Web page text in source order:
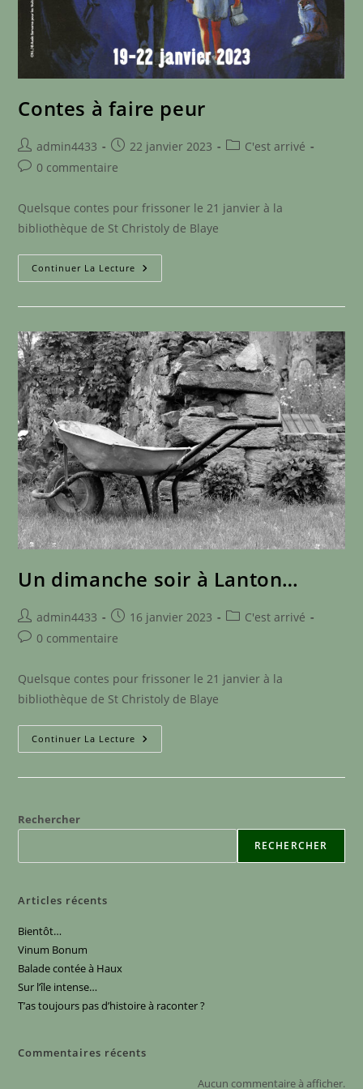
Contes à faire peur
Auteur/autrice
de
admin4433
Publication
publiée :
22 janvier 2023
PostC'est arrivé
Commentaires
la
publication :
0 commentaire
Quelsque contes pour frissoner le 21 janvier à la
bibliothèque de St Christoly de Blaye
Continuer La Lecture Contes
À
Un dimanche soir à Lanton…
Auteur/autrice
de
admin4433
Publication
publiée :
16 janvier 2023
PostC'est arrivé
Commentaires
la
publication :
0 commentaire
Quelsque contes pour frissoner le 21 janvier à la
bibliothèque de St Christoly de Blaye
Continuer La Lecture Un
Dimanche
Rechercher
RECHERCHER
Articles récents
Bientôt…
Vinum Bonum
Balade contée à Haux
Sur l’île intense…
T’as toujours pas d’histoire à raconter ?
Commentaires récents
Aucun commentaire à afficher.